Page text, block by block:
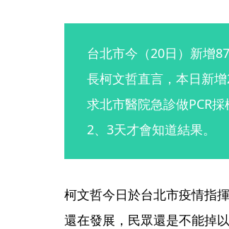
台北市今（20日）新增
長柯文哲直言，本日新
求北市醫院急診做PCR
2、3天才會知道結果。
柯文哲今日於台北市疫情指
還在發展，民眾還是不能掉